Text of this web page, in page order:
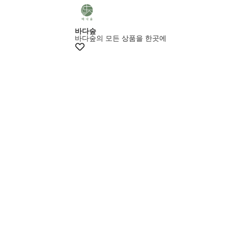
+20% 쿠폰
바다숲
바다숲의 모든 상품을 한곳에